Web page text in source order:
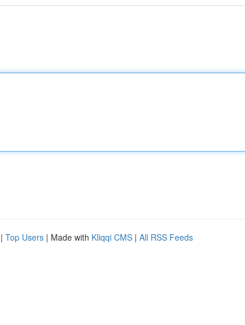
| Top Users | Made with Kliqqi CMS | All RSS Feeds